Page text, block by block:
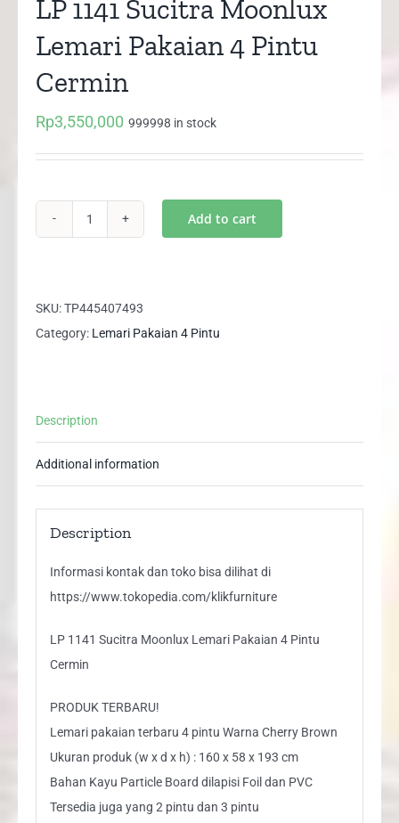
LP 1141 Sucitra Moonlux
Lemari Pakaian 4 Pintu
Cermin
Rp3,550,000 999998 in stock
Moonlux
Lemari
Cermin
Add to cart
SKU:TP445407493
Category: Lemari Pakaian 4 Pintu
Description
Additional information
Description
Informasi kontak dan toko bisa dilihat di
https://www.tokopedia.com/klikfurniture
LP 1141 Sucitra Moonlux Lemari Pakaian 4 Pintu
Cermin
PRODUK TERBARU!
Lemari pakaian terbaru 4 pintu Warna Cherry Brown
Ukuran produk (w x d x h) : 160 x 58 x 193 cm
Bahan Kayu Particle Board dilapisi Foil dan PVC
Tersedia juga yang 2 pintu dan 3 pintu